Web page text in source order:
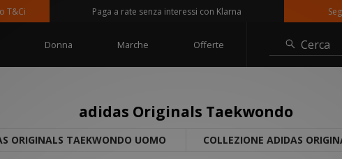
Paga a rate senza interessi con Klarna
Donna Marche Offerte Cerca
adidas Originals Taekwondo
ORIGINALS TAEKWONDO UOMO COLLEZIONE ADIDAS